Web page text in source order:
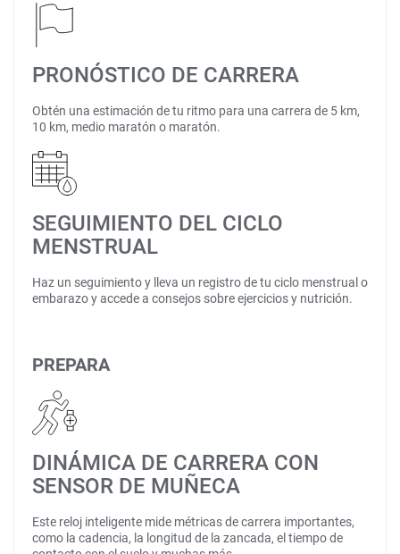
PRONÓSTICO DE CARRERA
Obtén una estimación de tu ritmo para una carrera de 5 km,
10 km, medio maratón o maratón.
SEGUIMIENTO DEL CICLO
MENSTRUAL
Haz un seguimiento y lleva un registro de tu ciclo menstrual o
embarazo y accede a consejos sobre ejercicios y nutrición.
PREPARA
DINÁMICA DE CARRERA CON
SENSOR DE MUÑECA
Este reloj inteligente mide métricas de carrera importantes,
como la cadencia, la longitud de la zancada, el tiempo de